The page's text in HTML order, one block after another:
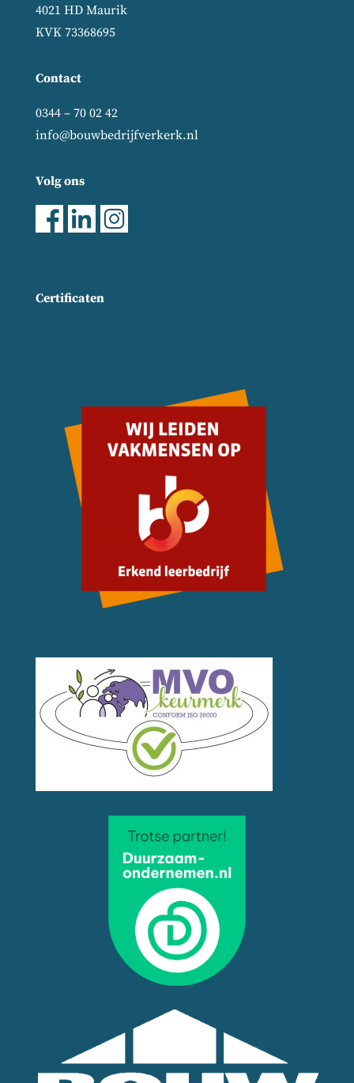
4021 HD Maurik
KVK 73368695
Contact
0344 – 70 02 42
info@bouwbedrijfverkerk.nl
Volg ons
Certificaten